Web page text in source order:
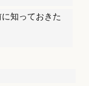
知っておきた